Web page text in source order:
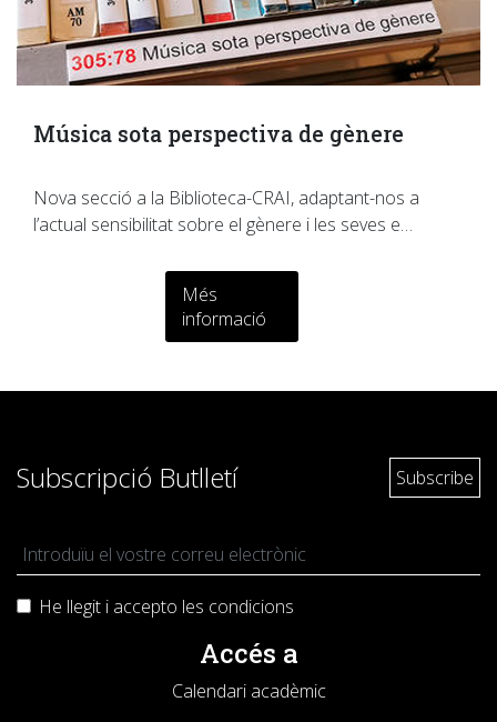
Música sota perspectiva de gènere
Nova secció a la Biblioteca-CRAI, adaptant-nos a
l’actual sensibilitat sobre el gènere i les seves e…
Més
informació
Subscripció Butlletí
He llegit i accepto les condicions
Accés a
Calendari acadèmic